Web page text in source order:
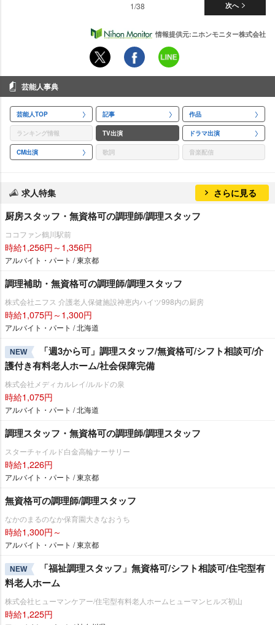
次へ
1/38
情報提供元:ニホンモニター株式会社
芸能人事典
芸能人TOP 記事 作品
ランキング情報 TV出演 ドラマ出演
CM出演 歌詞 音楽配信
求人特集 さらに見る
厨房スタッフ・無資格可の調理師/調理スタッフ
ココファン鶴川駅前
時給1,256円～1,356円
アルバイト・パート / 東京都
調理補助・無資格可の調理師/調理スタッフ
株式会社ニフス 介護老人保健施設神恵内ハイツ998内の厨房
時給1,075円～1,300円
アルバイト・パート / 北海道
NEW
「週3から可」調理スタッフ/無資格可/シフト相談可/介
護付き有料老人ホーム/社会保障完備
株式会社メディカルレイ/ルルドの泉
時給1,075円
アルバイト・パート / 北海道
調理スタッフ・無資格可の調理師/調理スタッフ
スターチャイルド白金高輪ナーサリー
時給1,226円
アルバイト・パート / 東京都
無資格可の調理師/調理スタッフ
なかのまるのなか保育園大きなおうち
時給1,300円～
アルバイト・パート / 東京都
NEW
「福祉調理スタッフ」無資格可/シフト相談可/住宅型有
料老人ホーム
株式会社ヒューマンケアー/住宅型有料老人ホームヒューマンヒルズ初山
時給1,225円